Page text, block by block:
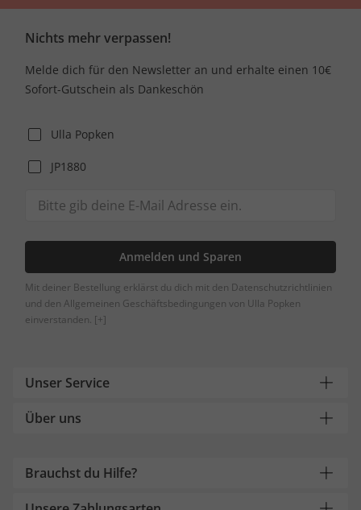
Nichts mehr verpassen!
Melde dich für den Newsletter an und erhalte einen 10€
Sofort-Gutschein als Dankeschön
Ulla Popken
JP1880
Anmelden und Sparen
Mit deiner Bestellung erklärst du dich mit den Datenschutzrichtlinien
und den Allgemeinen Geschäftsbedingungen von Ulla Popken
einverstanden. [+]
Unser Service
Über uns
Brauchst du Hilfe?